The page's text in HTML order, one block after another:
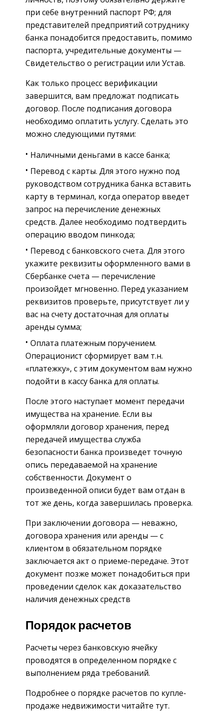
при себе внутренний паспорт РФ; для
представителей предприятий сотруднику
банка понадобится предоставить, помимо
паспорта, учредительные документы —
Свидетельство о регистрации или Устав.
Как только процесс верификации
завершится, вам предложат подписать
договор. После подписания договора
необходимо оплатить услугу. Сделать это
можно следующими путями:
Наличными деньгами в кассе банка;
Перевод с карты. Для этого нужно под
руководством сотрудника банка вставить
карту в терминал, когда оператор введет
запрос на перечисление денежных
средств. Далее необходимо подтвердить
операцию вводом пинкода;
Перевод с банковского счета. Для этого
укажите реквизиты оформленного вами в
Сбербанке счета — перечисление
произойдет мгновенно. Перед указанием
реквизитов проверьте, присутствует ли у
вас на счету достаточная для оплаты
аренды сумма;
Оплата платежным поручением.
Операционист сформирует вам т.н.
«платежку», с этим документом вам нужно
подойти в кассу банка для оплаты.
После этого наступает момент передачи
имущества на хранение. Если вы
оформляли договор хранения, перед
передачей имущества служба
безопасности банка произведет точную
опись передаваемой на хранение
собственности. Документ о
произведенной описи будет вам отдан в
тот же день, когда завершилась проверка.
При заключении договора — неважно,
договора хранения или аренды — с
клиентом в обязательном порядке
заключается акт о приеме-передаче. Этот
документ позже может понадобиться при
проведении сделок как доказательство
наличия денежных средств
Порядок расчетов
Расчеты через банковскую ячейку
проводятся в определенном порядке с
выполнением ряда требований.
Подробнее о порядке расчетов по купле-
продаже недвижимости читайте тут.